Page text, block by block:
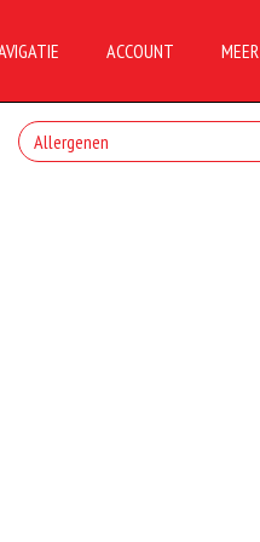
ACCOUNT MEER
Allergenen